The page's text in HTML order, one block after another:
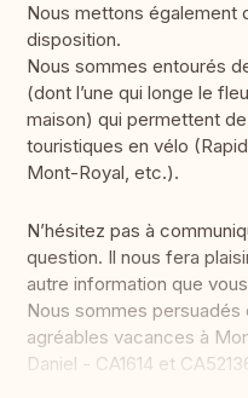
Nous mettons également
disposition.
Nous sommes entourés
(dont l’une qui longe le
maison) qui permettent
touristiques en vélo
Mont-Royal, etc.).
N’hésitez pas à
question. Il nous fera
autre information que
Nous sommes
agréables vacances à
Daniel - CA1614 et